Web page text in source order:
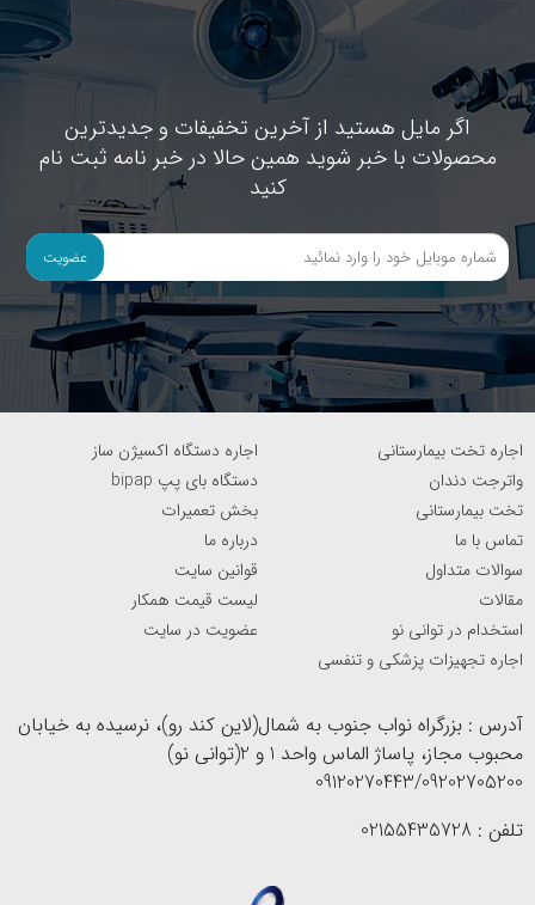
اگر مایل هستید از آخرین تخفیفات و جدیدترین
محصولات با خبر شوید همین حالا در خبر نامه ثبت نام
کنید
عضویت
اجاره تخت بیمارستانی
اجاره دستگاه اکسیژن ساز
واترجت دندان
دستگاه بای پپ bipap
تخت بیمارستانی
بخش تعمیرات
تماس با ما
درباره ما
سوالات متداول
قوانین سایت
مقالات
لیست قیمت همکار
استخدام در توانی نو
عضویت در سایت
اجاره تجهیزات پزشکی و تنفسی
آدرس : بزرگراه نواب جنوب به شمال(لاین کند رو)، نرسیده به خیابان
محبوب مجاز، پاساژ الماس واحد 1 و 2(توانی نو)
09120270443/09202705200
تلفن : 02155435728